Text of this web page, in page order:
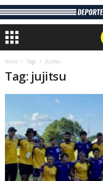
Inicio Tags Jujitsu
Tag: jujitsu